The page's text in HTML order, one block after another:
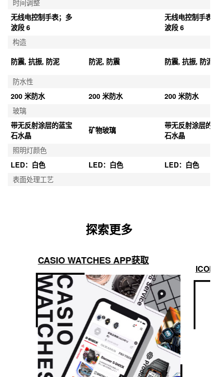
时间调整
无线电控制手表；多
波段 6
无线电控制手表
波段 6
构造
防震, 抗振, 防泥
防泥, 防震 防震, 抗振, 防泥
防水性
200 米防水
200 米防水
200 米防水
玻璃
带无反射涂层的蓝宝
石水晶
矿物玻璃
带无反射涂层的
石水晶
照明灯颜色
LED：白色
LED：白色
LED：白色
表面处理工艺
探索更多
CASIO WATCHES APP获取